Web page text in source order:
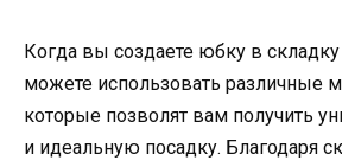
Когда вы создаете юбку в
можете использовать различные
которые позволят вам получить
и идеальную посадку. Благодаря